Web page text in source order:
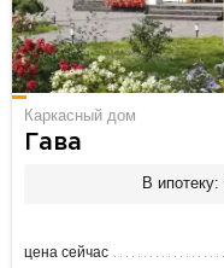
Каркасный дом
Гава
В ипотеку:
цена сейчас